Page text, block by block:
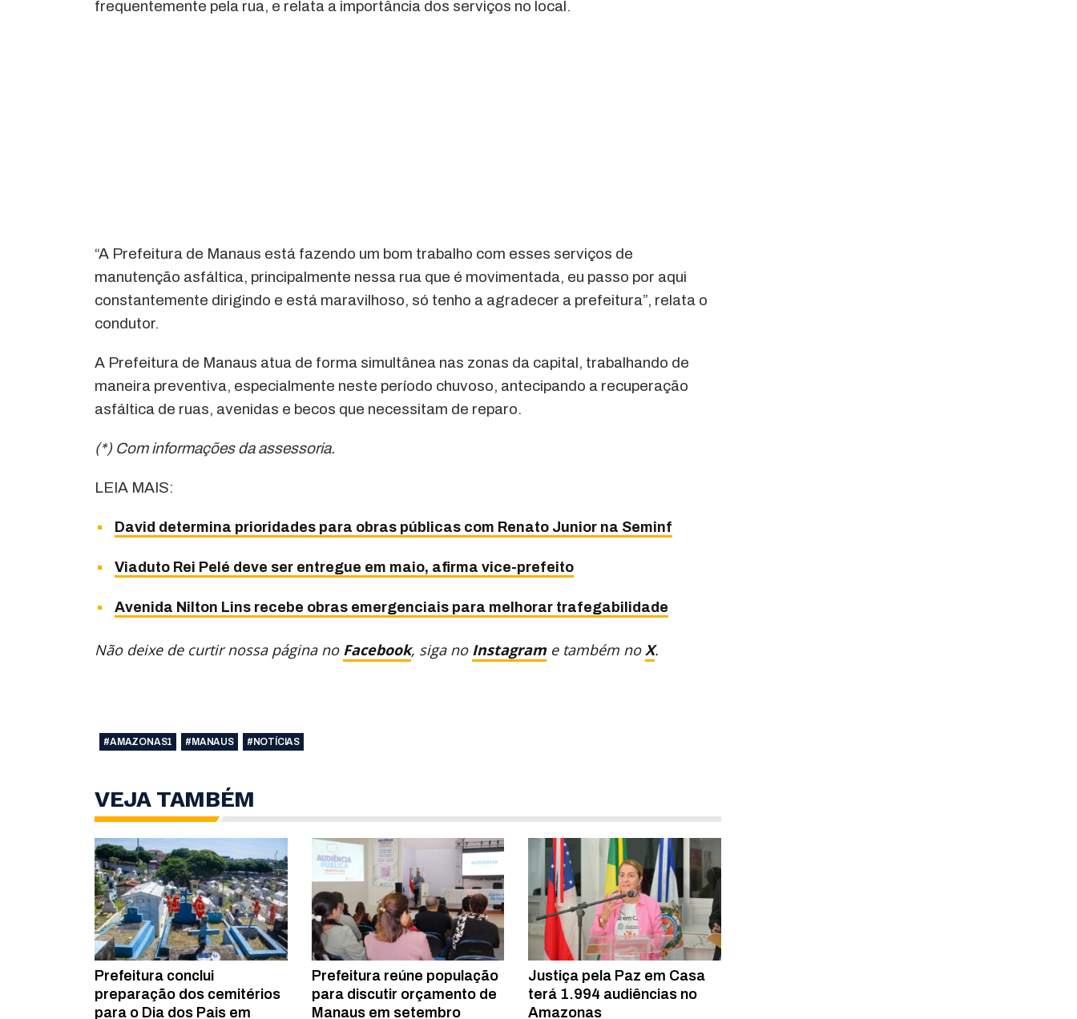
frequentemente pela rua, e relata a importância dos serviços no local.
“A Prefeitura de Manaus está fazendo um bom trabalho com esses serviços de
manutenção asfáltica, principalmente nessa rua que é movimentada, eu passo por aqui
constantemente dirigindo e está maravilhoso, só tenho a agradecer a prefeitura”, relata o
condutor.
A Prefeitura de Manaus atua de forma simultânea nas zonas da capital, trabalhando de
maneira preventiva, especialmente neste período chuvoso, antecipando a recuperação
asfáltica de ruas, avenidas e becos que necessitam de reparo.
(*) Com informações da assessoria.
LEIA MAIS:
David determina prioridades para obras públicas com Renato Junior na Seminf
Viaduto Rei Pelé deve ser entregue em maio, afirma vice-prefeito
Avenida Nilton Lins recebe obras emergenciais para melhorar trafegabilidade
Não deixe de curtir nossa página no Facebook, siga no Instagram e também noX.
#AMAZONAS1 #MANAUS #NOTÍCIAS
VEJA TAMBÉM
Prefeitura conclui
preparação dos cemitérios
para o Dia dos Pais em
Prefeitura reúne população
para discutir orçamento de
Manaus em setembro
Justiça pela Paz em Casa
terá 1.994 audiências no
Amazonas